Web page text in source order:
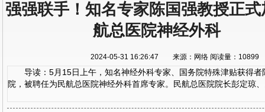
强强联手！知名专家陈国强教授正式
航总医院神经外科
2024-05-31 16:26:47 来源：网络 阅读量：
导读：5月15日上午，知名神经外科专家、国务院特殊津贴获得者
院，被聘任为民航总医院神经外科首席专家。民航总医院院长彭定琼